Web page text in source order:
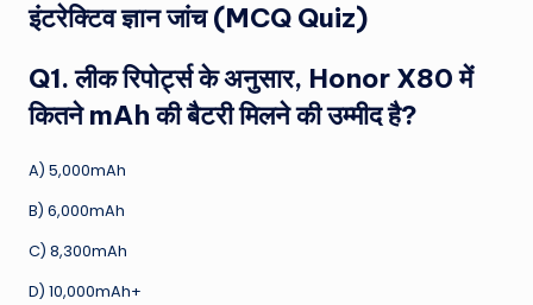
इंटरेक्टिव ज्ञान जांच (MCQ Quiz)
Q1. लीक रिपोर्ट्स के अनुसार, Honor X80 में
कितने mAh की बैटरी मिलने की उम्मीद है?
A) 5,000mAh
B) 6,000mAh
C) 8,300mAh
D) 10,000mAh+